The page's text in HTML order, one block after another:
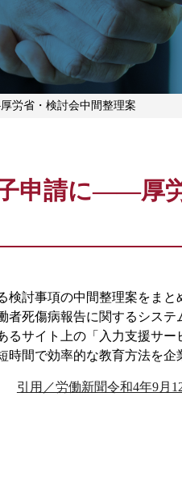
労省・検討会中間整理案
申請に――厚
討事項の中間整理案をま
死傷病報告に関するシステ
サイト上の「入力支援サー
間で効率的な教育方法を企
引用／労働新聞令和4年9月